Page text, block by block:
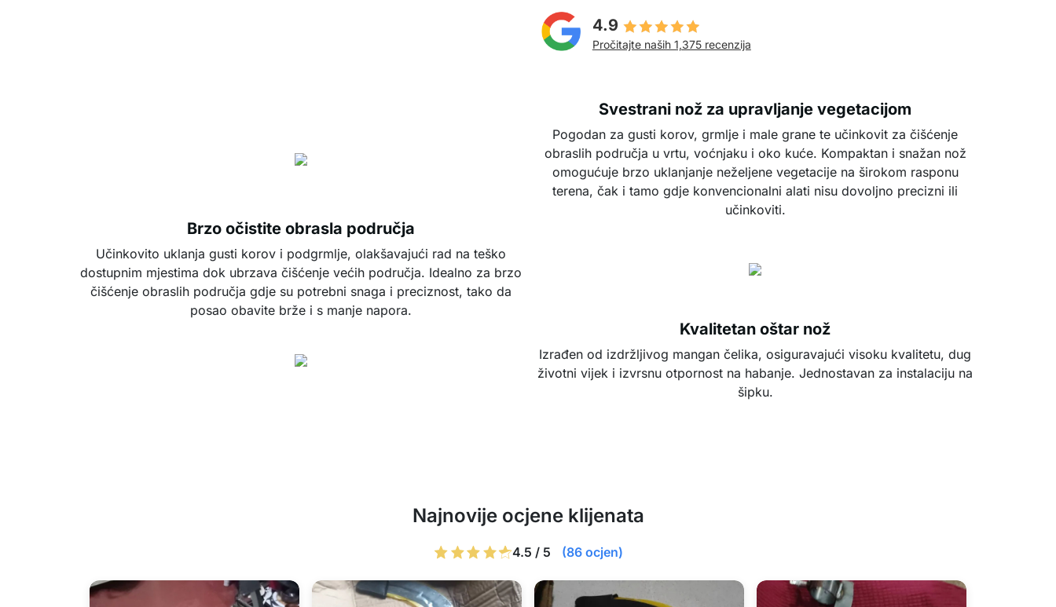
4.9
Pročitajte naših 1,375 recenzija
Svestrani nož za upravljanje vegetacijom
Pogodan za gusti korov, grmlje i male grane te učinkovit za čišćenje
obraslih područja u vrtu, voćnjaku i oko kuće. Kompaktan i snažan nož
omogućuje brzo uklanjanje neželjene vegetacije na širokom rasponu
terena, čak i tamo gdje konvencionalni alati nisu dovoljno precizni ili
učinkoviti.
Brzo očistite obrasla područja
Učinkovito uklanja gusti korov i podgrmlje, olakšavajući rad na teško
dostupnim mjestima dok ubrzava čišćenje većih područja. Idealno za brzo
čišćenje obraslih područja gdje su potrebni snaga i preciznost, tako da
posao obavite brže i s manje napora.
Kvalitetan oštar nož
Izrađen od izdržljivog mangan čelika, osiguravajući visoku kvalitetu, dug
životni vijek i izvrsnu otpornost na habanje. Jednostavan za instalaciju na
šipku.
Najnovije ocjene klijenata
4.5 / 5 (86 ocjen)